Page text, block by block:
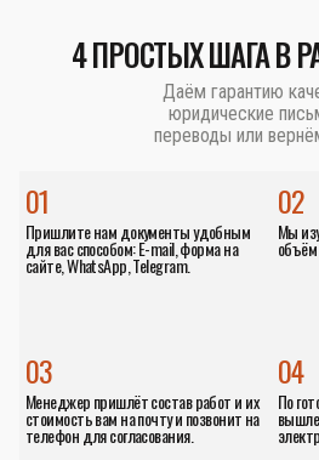
4 ПРОСТЫХ ШАГА В
Даём гарантию
юридические
переводы или
01
Пришлите нам документы удобным
для вас способом: E-mail, форма на
сайте, WhatsApp, Telegram.
02
Мы
04
По
03
Менеджер пришлёт состав работ и их
стоимость вам на почту и позвонит на
телефон для согласования.